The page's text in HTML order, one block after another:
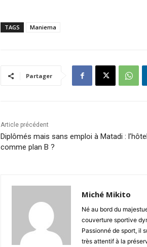
TAGS Maniema
Partager
Article précédent
Diplômés mais sans emploi à Matadi :
comme plan B ?
Miché Mikito
Né au bord du
couverture sportive
Passionné de sport, il
très attentif à la